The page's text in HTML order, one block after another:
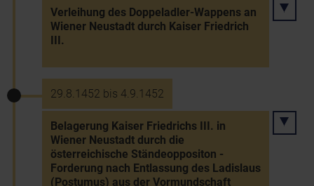
Verleihung des Doppeladler-Wappens an
Wiener Neustadt durch Kaiser Friedrich
III.
29.8.1452 bis 4.9.1452
Belagerung Kaiser Friedrichs III. in
Wiener Neustadt durch die
österreichische Ständeoppositon -
Forderung nach Entlassung des Ladislaus
(Postumus) aus der Vormundschaft